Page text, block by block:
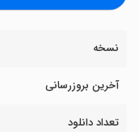
نسخه
آخرین بروزرسانی
تعداد دانلود